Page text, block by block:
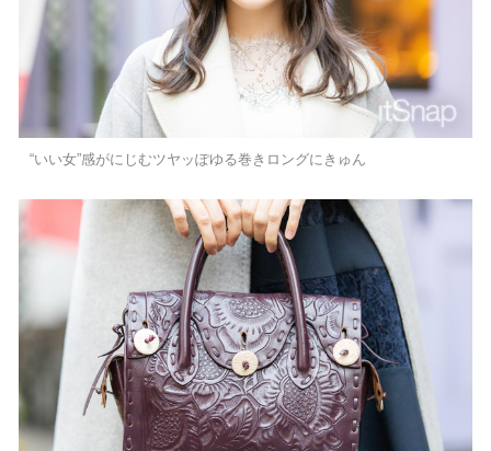
“いい女”感がにじむツヤッぽゆる巻きロングにきゅん